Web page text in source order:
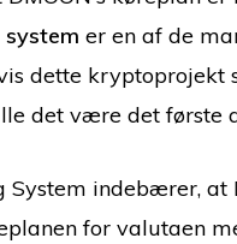
er en af de
dette kryptoprojekt
det være det første
System indebærer, at
for valutaen